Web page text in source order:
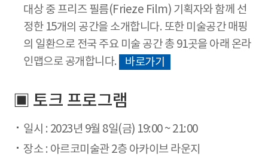
대상 중 프리즈 필름(Frieze Film) 기획자와 함께 선
정한 15개의 공간을 소개합니다. 또한 미술공간 매핑
의 일환으로 전국 주요 미술 공간 총 91곳을 아래 온라
인맵으로 공개합니다.
바로가기
▣ 토크 프로그램
일시 : 2023년 9월 8일(금) 19:00 ~ 21:00
장소 : 아르코미술관 2층 아카이브 라운지